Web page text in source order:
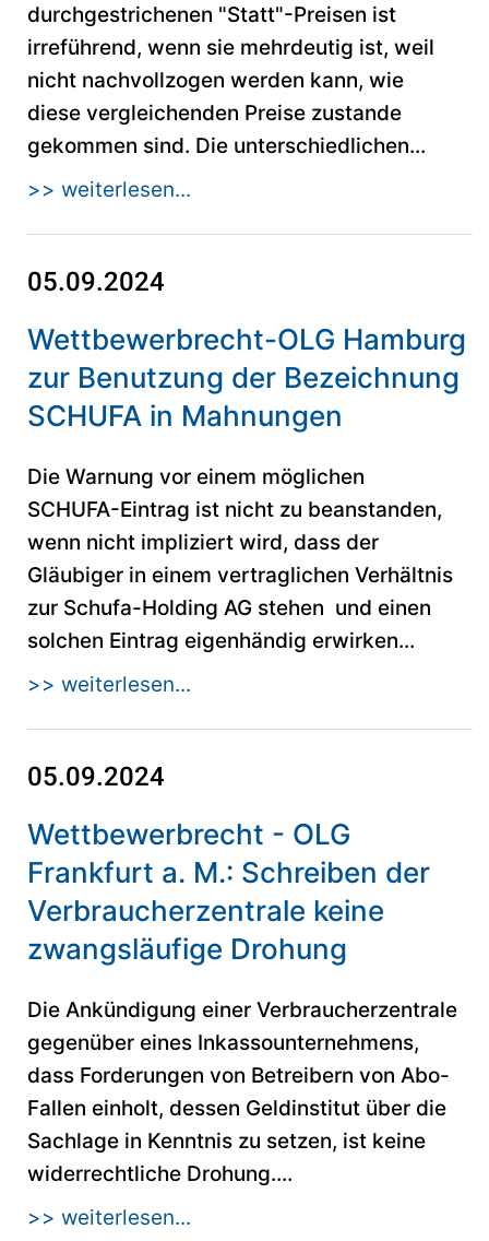
durchgestrichenen "Statt"-Preisen ist
irreführend, wenn sie mehrdeutig ist, weil
nicht nachvollzogen werden kann, wie
diese vergleichenden Preise zustande
gekommen sind. Die unterschiedlichen...
>> weiterlesen...
05.09.2024
Wettbewerbrecht-OLG Hamburg
zur Benutzung der Bezeichnung
SCHUFA in Mahnungen
Die Warnung vor einem möglichen
SCHUFA-Eintrag ist nicht zu beanstanden,
wenn nicht impliziert wird, dass der
Gläubiger in einem vertraglichen Verhältnis
zur Schufa-Holding AG stehen und einen
solchen Eintrag eigenhändig erwirken...
>> weiterlesen...
05.09.2024
Wettbewerbrecht - OLG
Frankfurt a. M.: Schreiben der
Verbraucherzentrale keine
zwangsläufige Drohung
Die Ankündigung einer Verbraucherzentrale
gegenüber eines Inkassounternehmens,
dass Forderungen von Betreibern von Abo-
Fallen einholt, dessen Geldinstitut über die
Sachlage in Kenntnis zu setzen, ist keine
widerrechtliche Drohung....
>> weiterlesen...